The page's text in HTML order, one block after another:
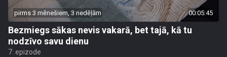
pirms 3 mēnešiem, 3 nedēļām 00:05:45
Bezmiegs sākas nevis vakarā, bet tajā, kā tu
nodzīvo savu dienu
7. epizode